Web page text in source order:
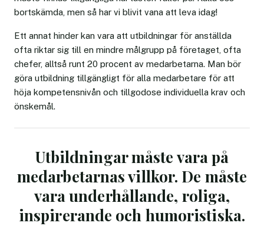
bortskämda, men så har vi blivit vana att leva idag!
Ett annat hinder kan vara att utbildningar för anställda
ofta riktar sig till en mindre målgrupp på företaget, ofta
chefer, alltså runt 20 procent av medarbetarna. Man bör
göra utbildning tillgängligt för alla medarbetare för att
höja kompetensnivån och tillgodose individuella krav och
önskemål.
Utbildningar måste vara på
medarbetarnas villkor. De måste
vara underhållande, roliga,
inspirerande och humoristiska.